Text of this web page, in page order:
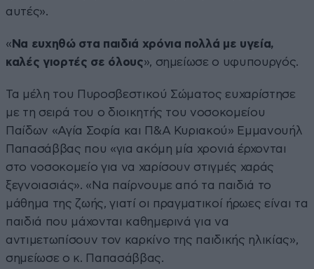
αυτές».
« Να ευχηθώ στα παιδιά χρόνια πολλά με υγεία,
καλές γιορτές σε όλους», σημείωσε ο υφυπουργός.
Τα μέλη του Πυροσβεστικού Σώματος ευχαρίστησε
με τη σειρά του ο διοικητής του νοσοκομείου
Παίδων «Αγία Σοφία και Π&Α Κυριακού» Εμμανουήλ
Παπασάββας που «για ακόμη μία χρονιά έρχονται
στο νοσοκομείο για να χαρίσουν στιγμές χαράς
ξεγνοιασιάς». «Να παίρνουμε από τα παιδιά το
μάθημα της ζωής, γιατί οι πραγματικοί ήρωες είναι τα
παιδιά που μάχονται καθημερινά για να
αντιμετωπίσουν τον καρκίνο της παιδικής ηλικίας»,
σημείωσε ο κ. Παπασάββας.